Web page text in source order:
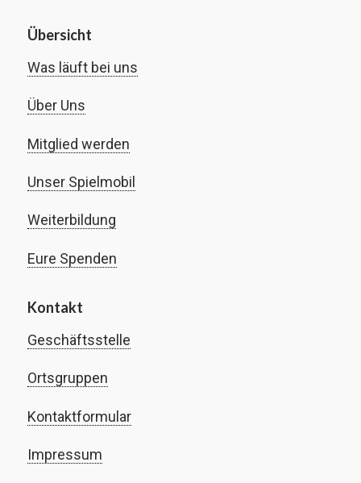
Übersicht
Was läuft bei uns
Über Uns
Mitglied werden
Unser Spielmobil
Weiterbildung
Eure Spenden
Kontakt
Geschäftsstelle
Ortsgruppen
Kontaktformular
Impressum